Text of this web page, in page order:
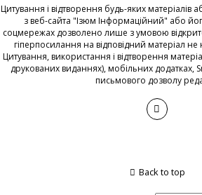
Цитування і відтворення будь-яких матеріалів
з веб-сайта "Ізюм Інформаційний" або
соцмережах дозволено лише з умовою
гіперпосилання на відповідний матеріал
Цитування, використання і відтворення
друкованих виданнях), мобільних додатках,
письмового дозволу
Back to top